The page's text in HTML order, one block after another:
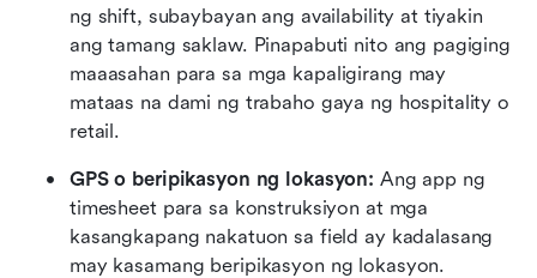
ng shift, subaybayan ang availability at tiyakin
ang tamang saklaw. Pinapabuti nito ang pagiging
maaasahan para sa mga kapaligirang may
mataas na dami ng trabaho gaya ng hospitality o
retail.
GPS o beripikasyon ng lokasyon: Ang app ng
timesheet para sa konstruksiyon at mga
kasangkapang nakatuon sa field ay kadalasang
may kasamang beripikasyon ng lokasyon.